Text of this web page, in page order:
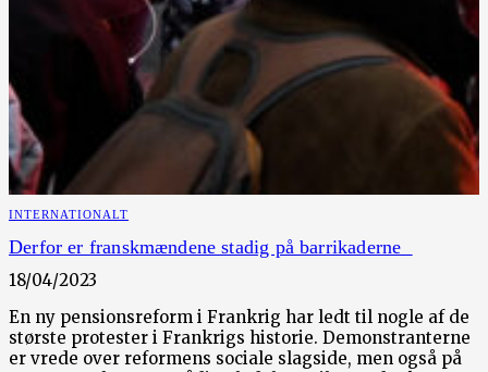
INTERNATIONALT
Derfor er franskmændene stadig på barrikaderne
18/04/2023
En ny pensionsreform i Frankrig har ledt til nogle af de
største protester i Frankrigs historie. Demonstranterne
er vrede over reformens sociale slagside, men også på